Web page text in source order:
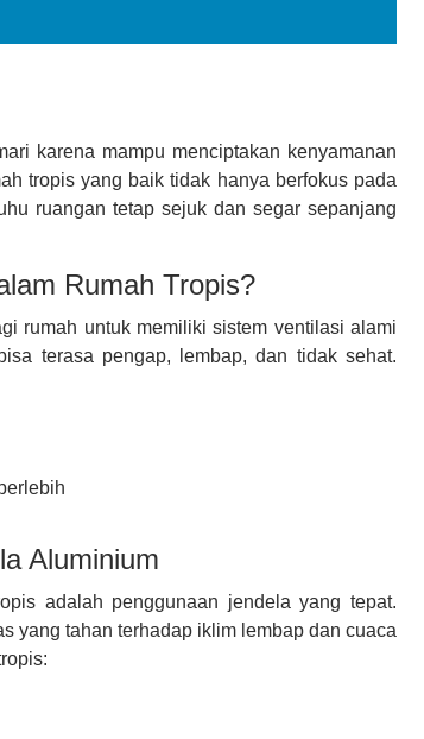
karena mampu menciptakan kenyamanan
tropis yang baik tidak hanya berfokus pada
ruangan tetap sejuk dan segar sepanjang
Rumah Tropis?
rumah untuk memiliki sistem ventilasi alami
terasa pengap, lembap, dan tidak sehat.
Aluminium
adalah penggunaan jendela yang tepat.
yang tahan terhadap iklim lembap dan cuaca